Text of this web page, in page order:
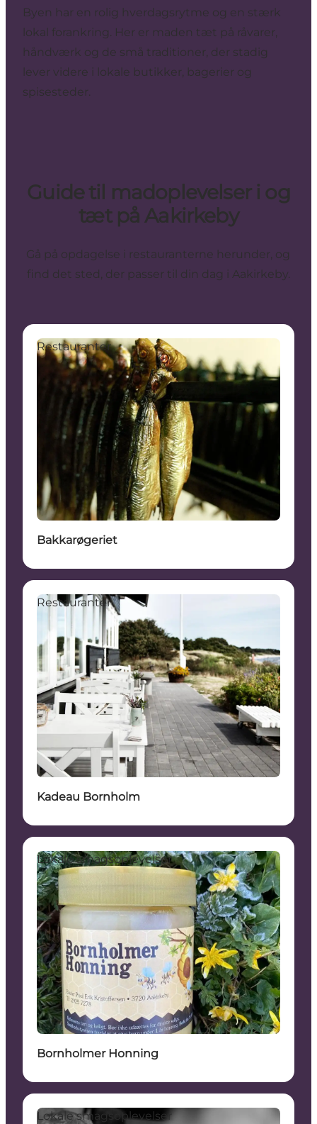
Byen har en rolig hverdagsrytme og en stærk
lokal forankring. Her er maden tæt på råvarer,
håndværk og de små traditioner, der stadig
lever videre i lokale butikker, bagerier og
spisesteder.
Guide til madoplevelser i og
tæt på Aakirkeby
Gå på opdagelse i restauranterne herunder, og
find det sted, der passer til din dag i Aakirkeby.
Restauranter
Bakkarøgeriet
Restauranter
Kadeau Bornholm
Lokale smagsoplevelser
Bornholmer Honning
Lokale smagsoplevelser